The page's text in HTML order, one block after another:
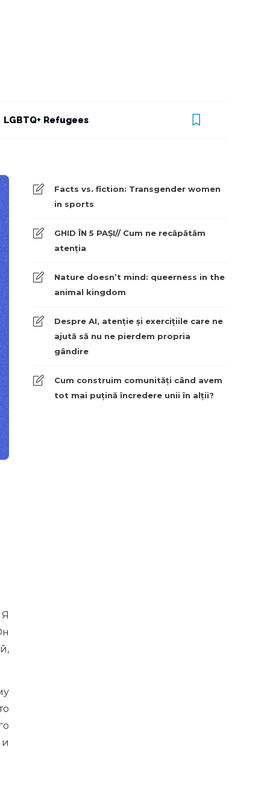
LGBTQ+ Refugees
Facts vs. fiction: Transgender women
in sports
GHID ÎN 5 PAȘI// Cum ne recăpătăm
atenția
Nature doesn’t mind: queerness in the
animal kingdom
Despre AI, atenție și exercițiile care ne
ajută să nu ne pierdem propria
gândire
Cum construim comunități când avem
tot mai puțină încredere unii în alții?